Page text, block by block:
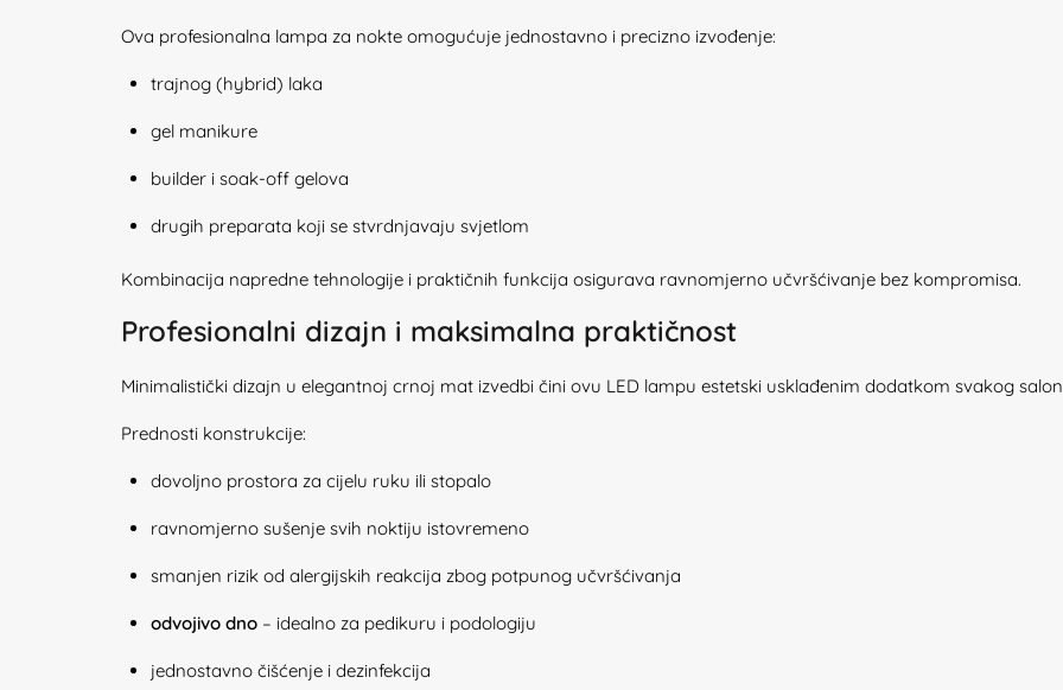
Ova profesionalna lampa za nokte omogućuje jednostavno i precizno izvođenje:
trajnog (hybrid) laka
gel manikure
builder i soak-off gelova
drugih preparata koji se stvrdnjavaju svjetlom
Kombinacija napredne tehnologije i praktičnih funkcija osigurava ravnomjerno učvršćivanje bez kompromisa.
Profesionalni dizajn i maksimalna praktičnost
Minimalistički dizajn u elegantnoj crnoj mat izvedbi čini ovu LED lampu estetski usklađenim dodatkom svakog
Prednosti konstrukcije:
dovoljno prostora za cijelu ruku ili stopalo
ravnomjerno sušenje svih noktiju istovremeno
smanjen rizik od alergijskih reakcija zbog potpunog učvršćivanja
odvojivo dno – idealno za pedikuru i podologiju
jednostavno čišćenje i dezinfekcija